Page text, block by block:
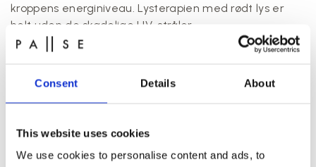
Consent Details About
This website uses cookies
We use cookies to personalise content and ads, to
kroppens energiniveau. Lysterapien med rødt lys er
helt uden de skadelige UV-stråler.
Recovery boots er avancerede støvler, som trækkes